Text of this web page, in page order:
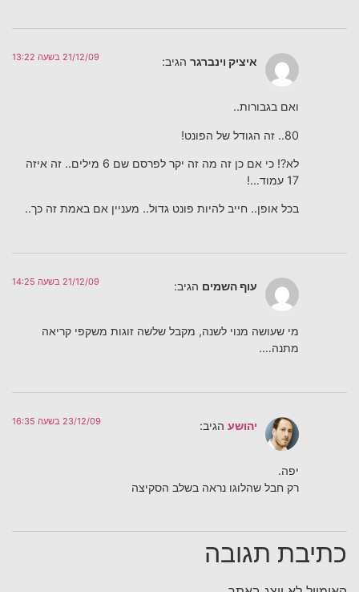
איציק וינברגר הגיב: 21/12/09 בשעה 13:22
ואם בגבורות..
80.. זה הגודל של הפונט!
לא?! כי אם כן זה מה זה יקר לפרסם שם 6 מילים.. זה איזה
17 עמוד…!
בכל אופן.. חייב להיות פונט גדול.. מעניין אם באמת זה כך..
עוף השמים הגיב: 21/12/09 בשעה 14:25
מי שעושה מנוי לשנה, מקבל שלשה זוגות משקפי קריאה
מתנה….
יהושע הגיב: 23/12/09 בשעה 16:35
יפה.
רק חבל שהלוגו נראה בשלב הסקיצה
כתיבת תגובה